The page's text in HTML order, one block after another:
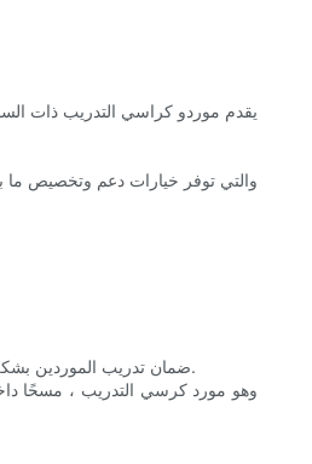
يقدم موردو كراسي التدريب ذات
ضمان تدريب الموردين بشكل جيد في أحدث الاتجاهات والتقنيات في بيئة العمل أمر ضروري. يجب تقييم برامج تدريب الموردين بانتظام لضمان تلبية معايير الصناعة وتلبية الاحتياجات المتطورة للمؤسسات التعليمية.